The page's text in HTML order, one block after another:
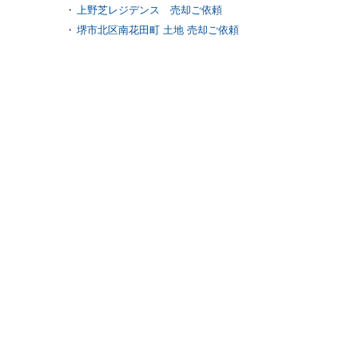
上野芝レジデンス 売却ご依頼
堺市北区南花田町 土地 売却ご依頼